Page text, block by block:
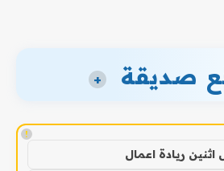
صديقة +
!
اثنين ريادة اعمال